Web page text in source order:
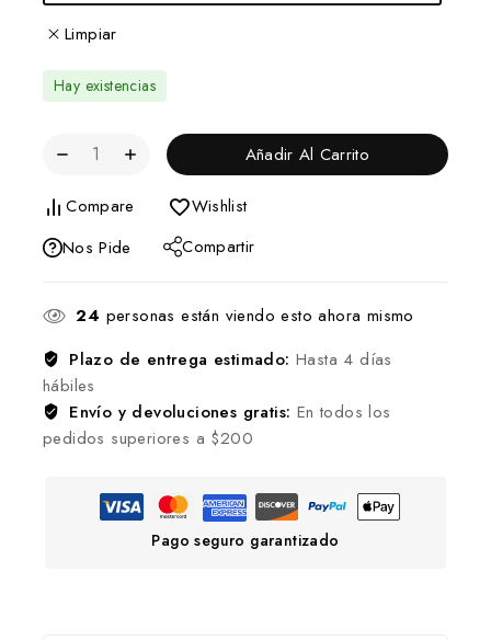
Limpiar
Hay existencias
Añadir Al Carrito
Compare
Wishlist
Nos Pide
Compartir
24 personas están viendo esto ahora mismo
Plazo de entrega estimado: Hasta 4 días
hábiles
Envío y devoluciones gratis: En todos los
pedidos superiores a $200
Pago seguro garantizado